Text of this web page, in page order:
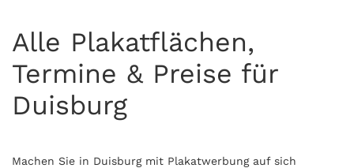
Alle Plakatflächen,
Termine & Preise für
Duisburg
Machen Sie in Duisburg mit Plakatwerbung auf sich